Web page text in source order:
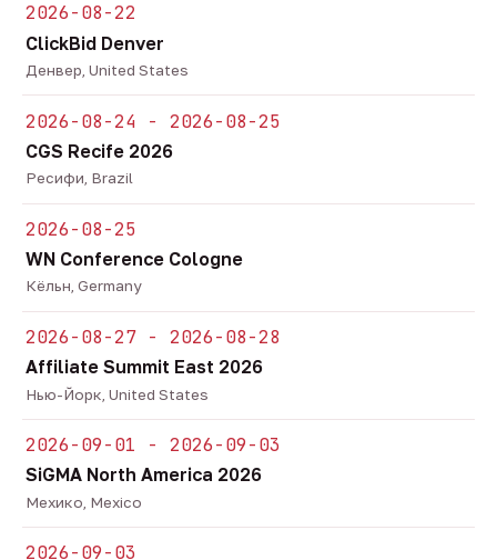
2026-08-22
ClickBid Denver
Денвер, United States
2026-08-24 - 2026-08-25
CGS Recife 2026
Ресифи, Brazil
2026-08-25
WN Conference Cologne
Кёльн, Germany
2026-08-27 - 2026-08-28
Affiliate Summit East 2026
Нью-Йорк, United States
2026-09-01 - 2026-09-03
SiGMA North America 2026
Мехико, Mexico
2026-09-03